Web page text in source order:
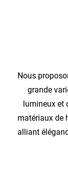
Nous
grande
lumineux
matériaux de
alliant